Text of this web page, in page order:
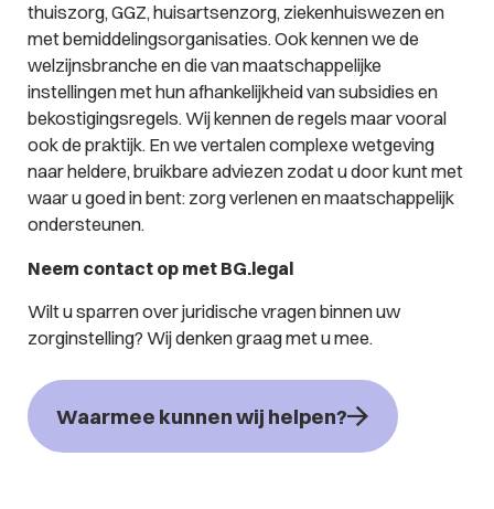
thuiszorg, GGZ, huisartsenzorg, ziekenhuiswezen en
met bemiddelingsorganisaties. Ook kennen we de
welzijnsbranche en die van maatschappelijke
instellingen met hun afhankelijkheid van subsidies en
bekostigingsregels. Wij kennen de regels maar vooral
ook de praktijk. En we vertalen complexe wetgeving
naar heldere, bruikbare adviezen zodat u door kunt met
waar u goed in bent: zorg verlenen en maatschappelijk
ondersteunen.
Neem contact op met BG.legal
Wilt u sparren over juridische vragen binnen uw
zorginstelling? Wij denken graag met u mee.
Waarmee kunnen wij helpen?